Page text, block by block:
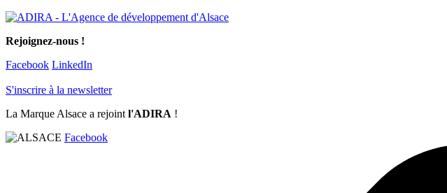
Rejoignez-nous !
Facebook LinkedIn
S'inscrire à la newsletter
La Marque Alsace a rejoint l'ADIRA !
Facebook